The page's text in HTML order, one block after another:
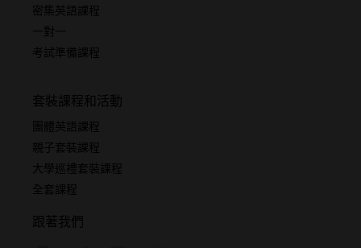
密集英語課程
一對一
考試準備課程
套裝課程和活動
團體英語課程
親子套裝課程
大學巡禮套裝課程
全套課程
跟著我們